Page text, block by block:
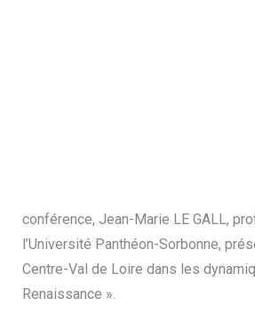
conférence, Jean-Marie LE GALL,
l’Université Panthéon-Sorbonne,
Centre-Val de Loire dans les
Renaissance ».